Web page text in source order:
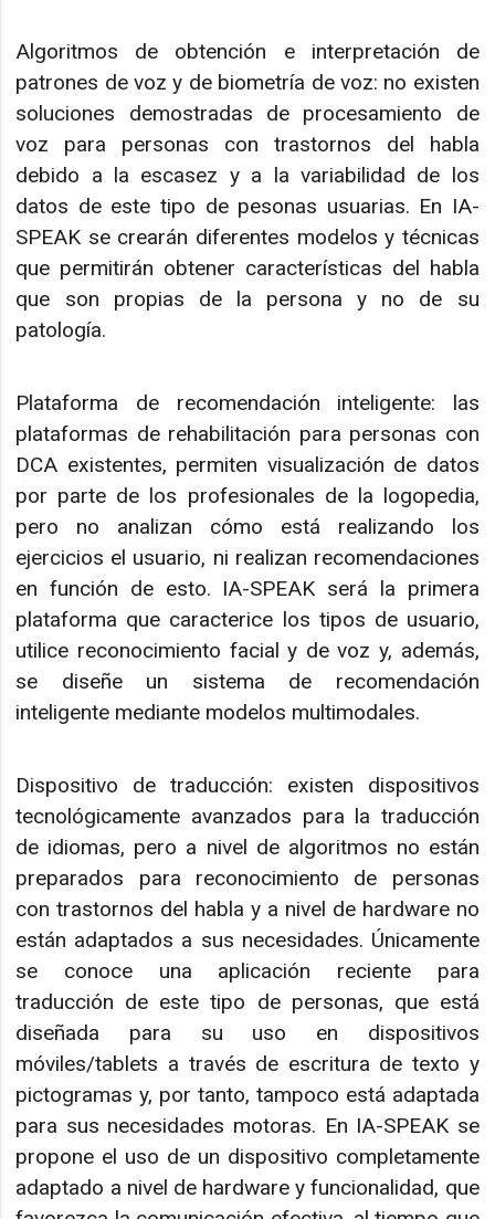
Algoritmos de obtención e interpretación de
patrones de voz y de biometría de voz: no existen
soluciones demostradas de procesamiento de
voz para personas con trastornos del habla
debido a la escasez y a la variabilidad de los
datos de este tipo de pesonas usuarias. En IA-
SPEAK se crearán diferentes modelos y técnicas
que permitirán obtener características del habla
que son propias de la persona y no de su
patología.
Plataforma de recomendación inteligente: las
plataformas de rehabilitación para personas con
DCA existentes, permiten visualización de datos
por parte de los profesionales de la logopedia,
pero no analizan cómo está realizando los
ejercicios el usuario, ni realizan recomendaciones
en función de esto. IA-SPEAK será la primera
plataforma que caracterice los tipos de usuario,
utilice reconocimiento facial y de voz y, además,
se diseñe un sistema de recomendación
inteligente mediante modelos multimodales.
Dispositivo de traducción: existen dispositivos
tecnológicamente avanzados para la traducción
de idiomas, pero a nivel de algoritmos no están
preparados para reconocimiento de personas
con trastornos del habla y a nivel de hardware no
están adaptados a sus necesidades. Únicamente
se conoce una aplicación reciente para
traducción de este tipo de personas, que está
diseñada para su uso en dispositivos
móviles/tablets a través de escritura de texto y
pictogramas y, por tanto, tampoco está adaptada
para sus necesidades motoras. En IA-SPEAK se
propone el uso de un dispositivo completamente
adaptado a nivel de hardware y funcionalidad, que